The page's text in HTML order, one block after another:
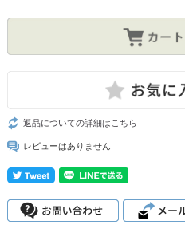
返品についての詳細はこちら
レビューはありません